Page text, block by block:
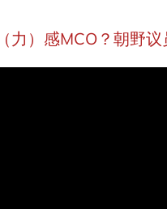
力）感MCO？朝野议